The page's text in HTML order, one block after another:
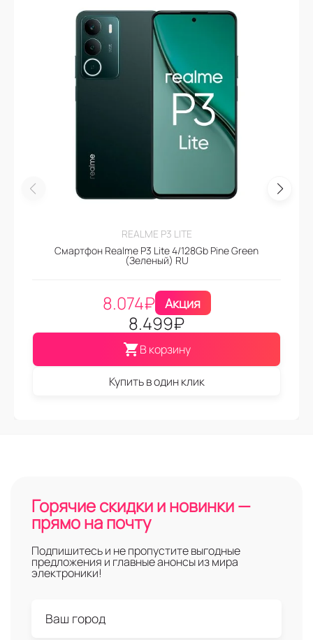
REALME P3 LITE
Смартфон Realme P3 Lite 4/128Gb Pine Green
(Зеленый) RU
8.074₽ Акция
8.499₽
В корзину
Купить в один клик
Горячие скидки и новинки —
прямо на почту
Подпишитесь и не пропустите выгодные
предложения и главные анонсы из мира
электроники!